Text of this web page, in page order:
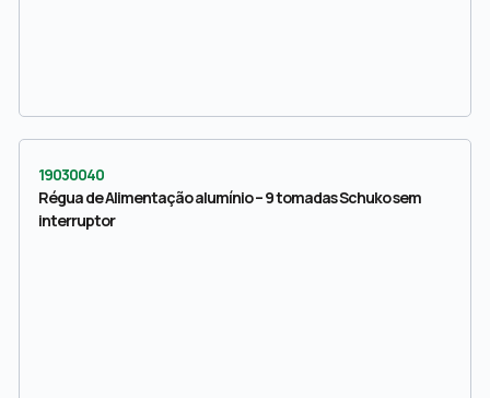
19030040
Régua de Alimentação alumínio – 9 tomadas Schuko sem
interruptor